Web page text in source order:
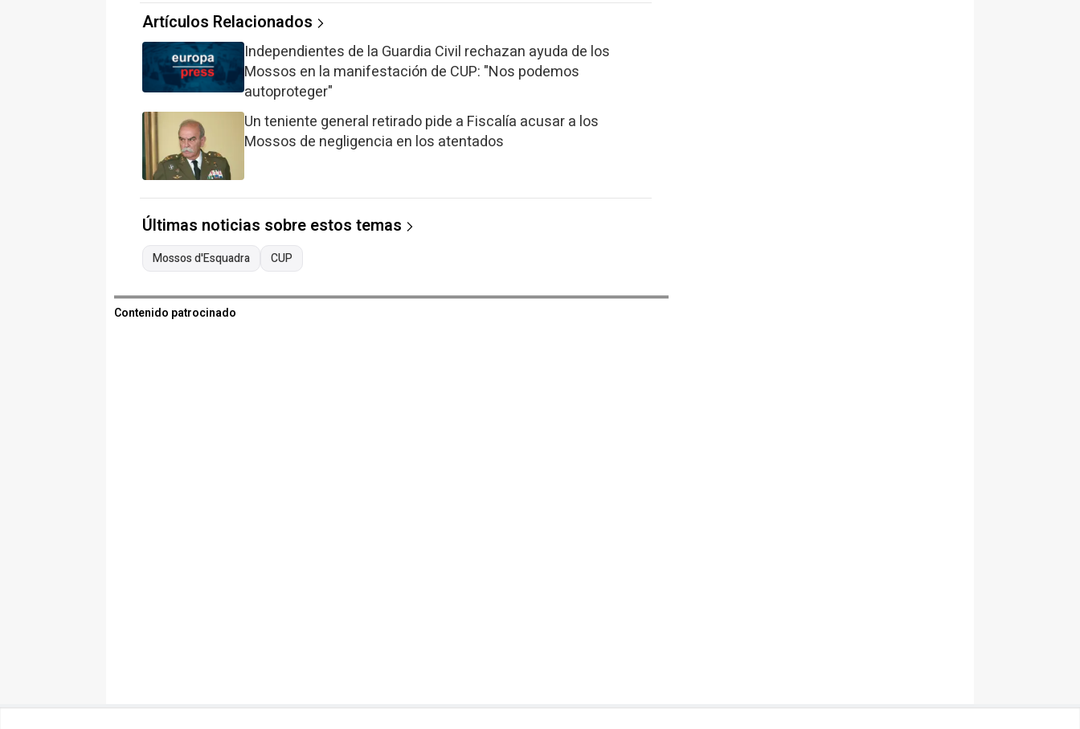
Artículos Relacionados
Independientes de la Guardia Civil rechazan ayuda de los
Mossos en la manifestación de CUP: "Nos podemos
autoproteger"
Un teniente general retirado pide a Fiscalía acusar a los
Mossos de negligencia en los atentados
Últimas noticias sobre estos temas
Mossos d'Esquadra CUP
Contenido patrocinado